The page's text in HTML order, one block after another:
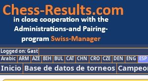
Logged on: Gast
Arabic ARM AZE BIH BUL CAT CHN CRO CZE DEN ENG ESP
Inicio Base de datos de torneos